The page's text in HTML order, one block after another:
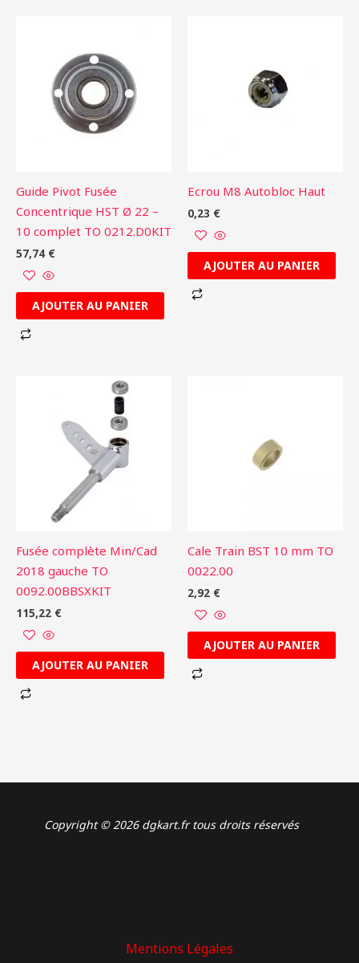
Guide Pivot Fusée
Concentrique HST Ø 22 –
10 complet TO 0212.D0KIT
57,74 €
AJOUTER AU PANIER
Ecrou M8 Autobloc Haut
0,23 €
AJOUTER AU PANIER
Fusée complète Min/Cad
2018 gauche TO
0092.00BBSXKIT
115,22 €
AJOUTER AU PANIER
Cale Train BST 10 mm TO
0022.00
2,92 €
AJOUTER AU PANIER
Copyright © 2026 dgkart.fr tous droits réservés
Mentions Légales